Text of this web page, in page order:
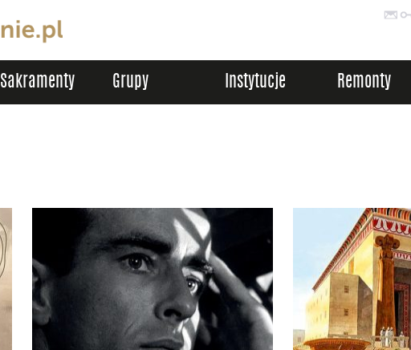
Sakramenty Grupy Instytucje Remonty